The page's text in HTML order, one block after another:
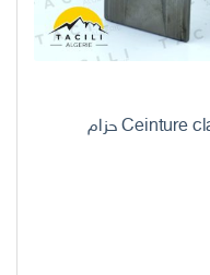
Ceinture classique pour homme noir C07N حزام